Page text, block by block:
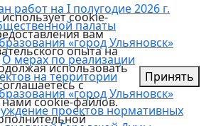
работ на I полугодие 2026 г.
палаты
«город Ульяновск»
О мерах по реализации
на территории
«город Ульяновск»
проектов нормативных
cookie-
вам
опыта на
использовать
с
cookie-файлов.
Принять